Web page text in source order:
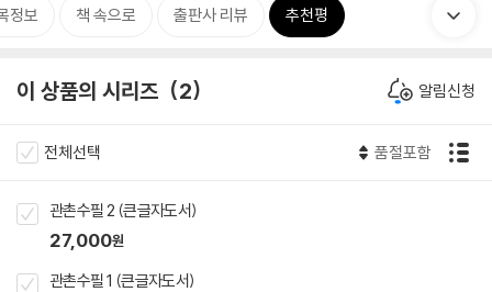
정보 책 속으로 출판사 리뷰 추천평
이 상품의 시리즈 2 알림신청
전체선택 품절포함
관촌수필 2 (큰글자도서)
27,000원
관촌수필 1 (큰글자도서)